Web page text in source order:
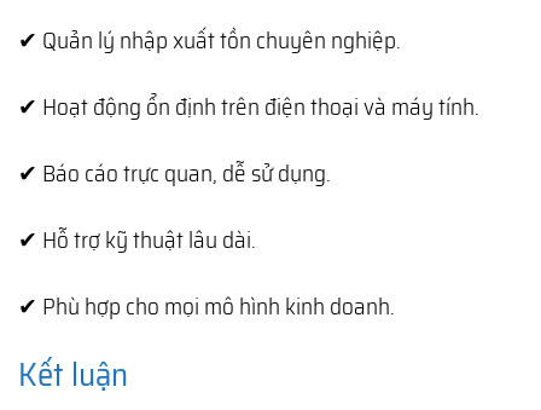
✔ Quản lý nhập xuất tồn chuyên nghiệp.
✔ Hoạt động ổn định trên điện thoại và máy tính.
✔ Báo cáo trực quan, dễ sử dụng.
✔ Hỗ trợ kỹ thuật lâu dài.
✔ Phù hợp cho mọi mô hình kinh doanh.
Kết luận